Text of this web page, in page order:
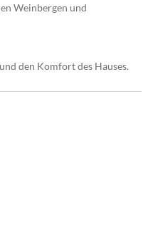
Weinbergen und
den Komfort des Hauses.